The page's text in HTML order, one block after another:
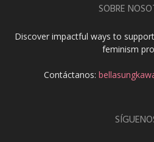
SOBRE
Discover impactful ways to
feminism
Contáctanos: